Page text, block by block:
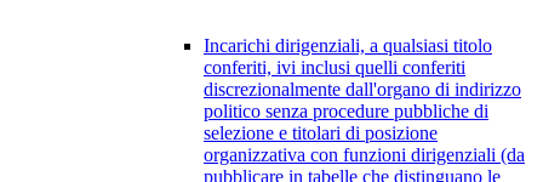
Incarichi dirigenziali, a qualsiasi titolo
conferiti, ivi inclusi quelli conferiti
discrezionalmente dall'organo di indirizzo
politico senza procedure pubbliche di
selezione e titolari di posizione
organizzativa con funzioni dirigenziali (da
pubblicare in tabelle che distinguano le